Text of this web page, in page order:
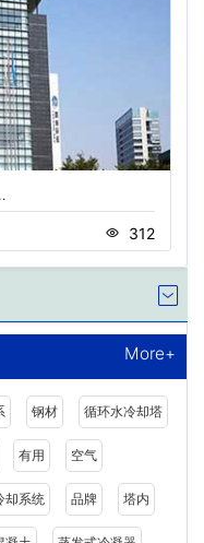
312
More+
钢材 循环水冷却塔
有用 空气
却系统 品牌 塔内